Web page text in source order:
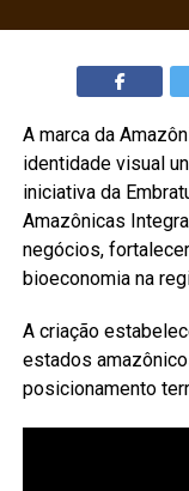
A marca da
identidade visual
iniciativa da
Amazônicas
negócios,
bioeconomia na
A criação
estados
posicionamento